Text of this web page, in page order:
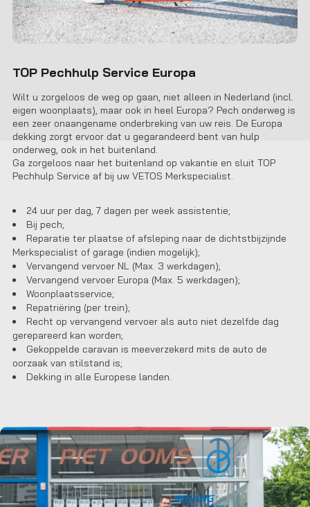
TOP Pechhulp Service Europa
Wilt u zorgeloos de weg op gaan, niet alleen in Nederland (incl.
eigen woonplaats), maar ook in heel Europa? Pech onderweg is
een zeer onaangename onderbreking van uw reis. De Europa
dekking zorgt ervoor dat u gegarandeerd bent van hulp
onderweg, ook in het buitenland.
Ga zorgeloos naar het buitenland op vakantie en sluit TOP
Pechhulp Service af bij uw VETOS Merkspecialist.
24 uur per dag, 7 dagen per week assistentie;
Bij pech;
Reparatie ter plaatse of afsleping naar de dichtstbijzijnde
Merkspecialist of garage (indien mogelijk);
Vervangend vervoer NL (Max. 3 werkdagen);
Vervangend vervoer Europa (Max. 5 werkdagen);
Woonplaatsservice;
Repatriëring (per trein);
Recht op vervangend vervoer als auto niet dezelfde dag
gerepareerd kan worden;
Gekoppelde caravan is meeverzekerd mits de auto de
oorzaak van stilstand is;
Dekking in alle Europese landen.